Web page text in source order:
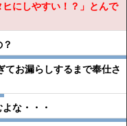
ヒにしやすい！？」とんで
てお漏らしするまで奉仕さ
な・・・